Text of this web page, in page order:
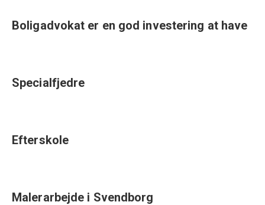
Boligadvokat er en god investering at have
Specialfjedre
Efterskole
Malerarbejde i Svendborg